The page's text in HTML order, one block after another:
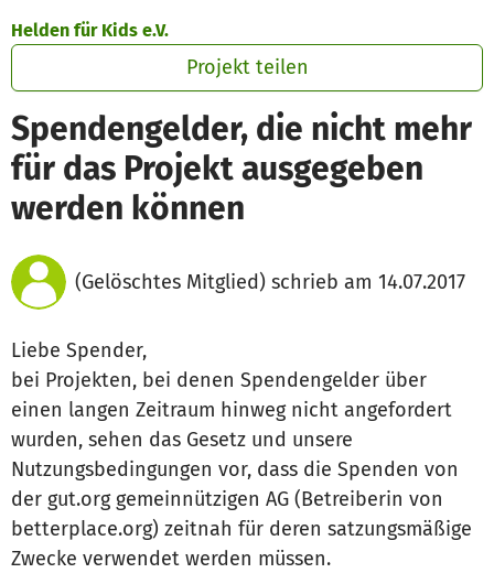
Helden für Kids e.V.
Projekt teilen
Spendengelder, die nicht mehr
für das Projekt ausgegeben
werden können
(Gelöschtes Mitglied) schrieb am 14.07.2017
Liebe Spender,
bei Projekten, bei denen Spendengelder über
einen langen Zeitraum hinweg nicht angefordert
wurden, sehen das Gesetz und unsere
Nutzungsbedingungen vor, dass die Spenden von
der gut.org gemeinnützigen AG (Betreiberin von
betterplace.org) zeitnah für deren satzungsmäßige
Zwecke verwendet werden müssen.